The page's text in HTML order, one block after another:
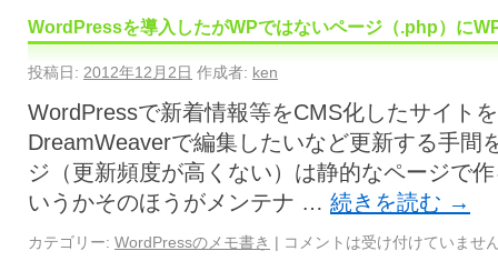
WordPressを導入したがWPではないページ（.php）に
投稿日: 2012年12月2日 作成者: ken
WordPressで新着情報等をCMS化したサイト
DreamWeaverで編集したいなど更新する手間
ジ（更新頻度が高くない）は静的なページで
いうかそのほうがメンテナ … 続きを読む →
カテゴリー: WordPressのメモ書き | コメントは受け付けていませ